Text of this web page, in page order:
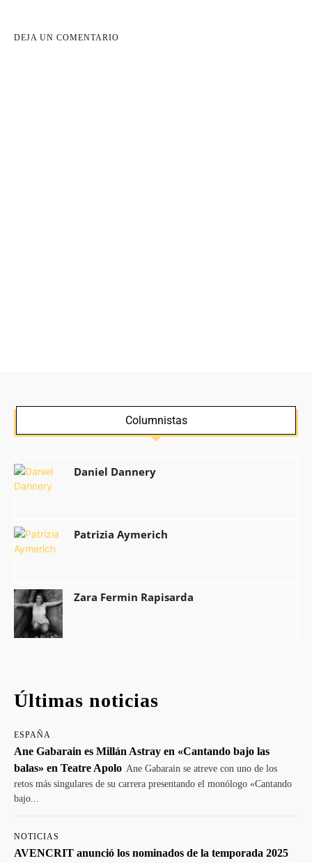
DEJA UN COMENTARIO
Columnistas
Daniel Dannery
Patrizia Aymerich
Zara Fermin Rapisarda
Últimas noticias
ESPAÑA
Ane Gabarain es Millán Astray en «Cantando bajo las
balas» en Teatre Apolo Ane Gabarain se atreve con uno de los
retos más singulares de su carrera presentando el monólogo «Cantando
bajo...
NOTICIAS
AVENCRIT anunció los nominados de la temporada 2025